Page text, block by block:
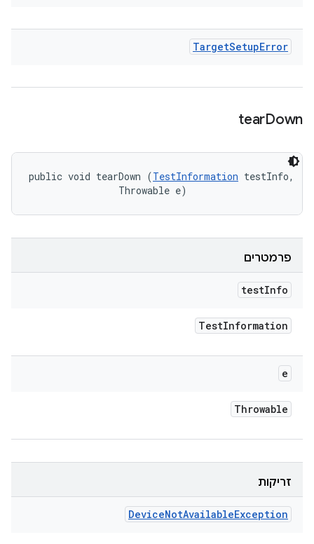
TargetSetupError
tearDown
public void tearDown (TestInformation testInfo,
                Throwable e)
פרמטרים
testInfo
TestInformation
e
Throwable
זריקות
DeviceNotAvailableException